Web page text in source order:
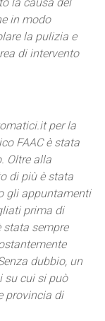
in modo
la pulizia e
di intervento
per la
FAAC è stata
Oltre alla
di più è stata
gli appuntamenti
prima di
stata sempre
dubbio, un
su cui si può
provincia di